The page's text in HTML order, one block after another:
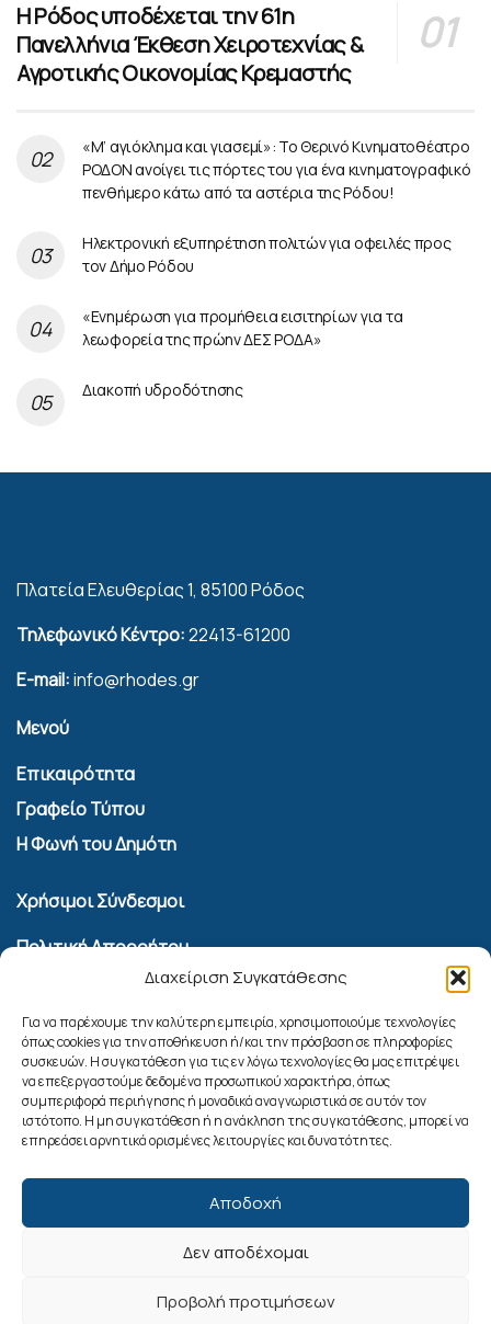
Διαχείριση Συγκατάθεσης
Για να παρέχουμε την καλύτερη εμπειρία, χρησιμοποιούμε τεχνολογίες
όπως cookies για την αποθήκευση ή/και την πρόσβαση σε πληροφορίες
συσκευών. Η συγκατάθεση για τις εν λόγω τεχνολογίες θα μας επιτρέψει
να επεξεργαστούμε δεδομένα προσωπικού χαρακτήρα, όπως
συμπεριφορά περιήγησης ή μοναδικά αναγνωριστικά σε αυτόν τον
ιστότοπο. Η μη συγκατάθεση ή η ανάκληση της συγκατάθεσης, μπορεί να
επηρεάσει αρνητικά ορισμένες λειτουργίες και δυνατότητες.
Αποδοχή
Δεν αποδέχομαι
Προβολή προτιμήσεων
Η Ρόδος υποδέχεται την 61η
Πανελλήνια Έκθεση Χειροτεχνίας &
Αγροτικής Οικονομίας Κρεμαστής
«Μ’ αγιόκλημα και γιασεμί»: Το Θερινό Κινηματοθέατρο
ΡΟΔΟΝ ανοίγει τις πόρτες του για ένα κινηματογραφικό
πενθήμερο κάτω από τα αστέρια της Ρόδου!
Ηλεκτρονική εξυπηρέτηση πολιτών για οφειλές προς
τον Δήμο Ρόδου
«Ενημέρωση για προμήθεια εισιτηρίων για τα
λεωφορεία της πρώην ΔΕΣ ΡΟΔΑ»
Διακοπή υδροδότησης
Πλατεία Ελευθερίας 1, 85100 Ρόδος
Τηλεφωνικό Κέντρο:22413-61200
E-mail:info@rhodes.gr
Μενού
Επικαιρότητα
Γραφείο Τύπου
Η Φωνή του Δημότη
Χρήσιμοι Σύνδεσμοι
Πολιτική Απορρήτου
Όροι Χρήσης Υπηρεσίας Επικοινωνίας
Πολιτική Cookies (ΕΕ)
Αναζήτηση